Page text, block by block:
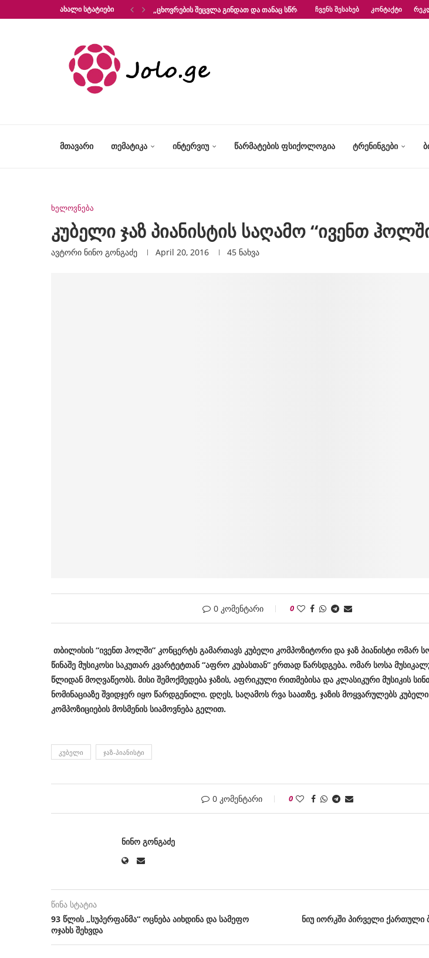
ᲐᲮᲐᲚᲘ ᲡᲢᲐᲢᲘᲔᲑᲘ „ᲪᲮᲝᲕᲠᲔᲑᲘᲡ ᲨᲔᲪᲕᲚᲐ ᲒᲘᲜᲓᲐᲗ ᲓᲐ ᲗᲐᲜᲐᲪ ᲡᲬᲠᲐᲤᲐᲓ?“ – ᲤᲡᲘᲥᲝᲚᲝᲒᲘᲡ...
ᲩᲕᲔᲜᲡ ᲨᲔᲡᲐᲮᲔᲑ ᲙᲝᲜᲢᲐᲥᲢᲘ
ᲛᲗᲐᲕᲐᲠᲘ ᲗᲔᲛᲐᲢᲘᲙᲐ ᲘᲜᲢᲔᲠᲕᲘᲣ ᲬᲐᲠᲛᲐᲢᲔᲑᲘᲡ ᲤᲡᲘᲥᲝᲚᲝᲒᲘᲐ ᲢᲠᲔᲜᲘᲜᲒᲔᲑᲘ
ხელოვნება
კუბელი ჯაზ პიანისტის საღამო “ივენთ
ავტორი Ნინო Გონგაძე April 20, 2016 45 ნახვა
0 კომენტარი 0
თბილისის “ივენთ ჰოლში” კონცერტს გამართავს კუბელი კომპოზიტორი და ჯაზ პიანისტი ომარ
წინაშე მუსიკოსი საკუთარ კვარტეტთან “აფრო კუბასთან” ერთად წარსდგება. ომარ სოსა
წლიდან მოღვაწეობს. მისი შემოქმედება ჯაზის, აფრიკული რითმებისა და კლასიკური მუსიკის
ნომინაციაზე შვიდჯერ იყო წარდგენილი. დღეს, საღამოს რვა საათზე, ჯაზის მოყვარულებს
კომპოზიციების მოსმენის სიამოვნება გელით.
ᲙᲣᲑᲔᲚᲘ ᲯᲐᲖ-ᲞᲘᲐᲜᲘᲡᲢᲘ
0 კომენტარი 0
ᲜᲘᲜᲝ ᲒᲝᲜᲒᲐᲫᲔ
წინა სტატია
93 წლის „სუპერფანმა“ ოცნება აიხდინა და სამეფო
ოჯახს შეხვდა
ნიუ იორკში პირველი ქართული